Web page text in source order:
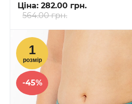
Ціна: 282.00 грн.
564.00 грн.
-45%